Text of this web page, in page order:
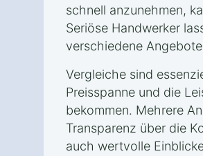
schnell anzunehmen,
Seriöse Handwerker
verschiedene
Vergleiche sind
Preisspanne und die
bekommen. Mehrere
Transparenz über die
auch wertvolle